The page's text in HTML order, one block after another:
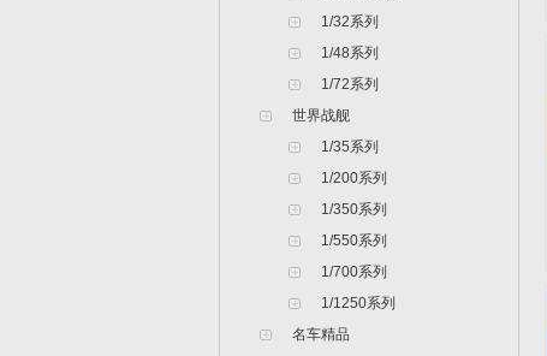
1/32系列
1/48系列
1/72系列
世界战舰
1/35系列
1/200系列
1/350系列
1/550系列
1/700系列
1/1250系列
名车精品